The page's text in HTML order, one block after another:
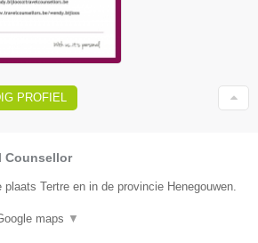
PROFIEL
Counsellor
Tertre en in de provincie Henegouwen.
maps ▼